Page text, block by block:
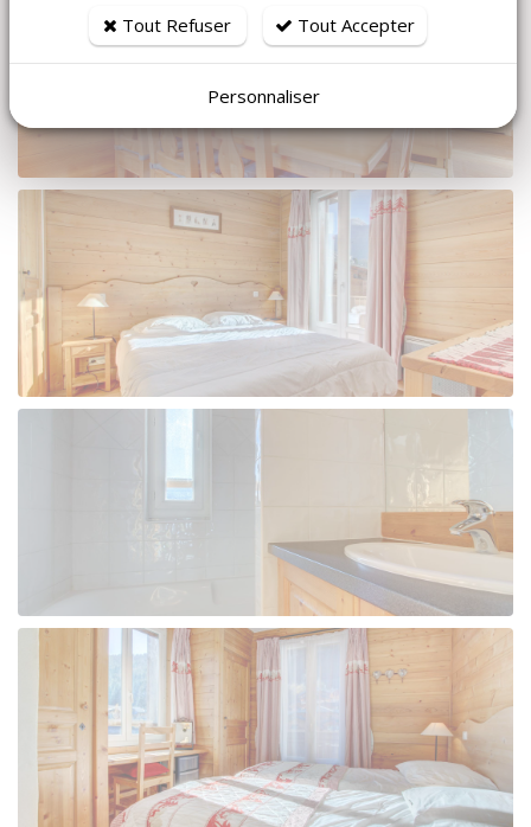
Tout Refuser Tout Accepter
Personnaliser